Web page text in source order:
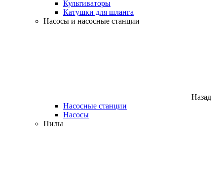
Культиваторы
Катушки для шланга
Насосы и насосные станции
Назад
Насосные станции
Насосы
Пилы